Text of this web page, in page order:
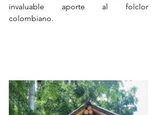
invaluable aporte al folclor
colombiano.